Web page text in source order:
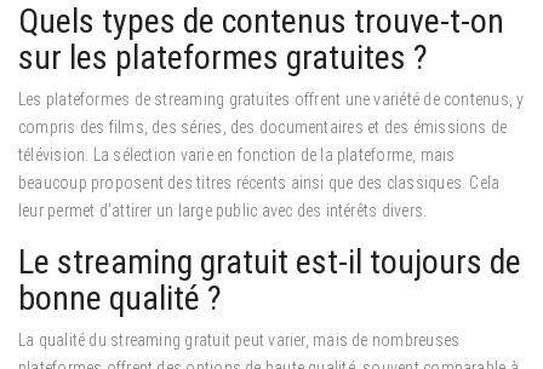
Quels types de contenus trouve-t-on
sur les plateformes gratuites ?
Les plateformes de streaming gratuites offrent une variété de contenus, y
compris des films, des séries, des documentaires et des émissions de
télévision. La sélection varie en fonction de la plateforme, mais
beaucoup proposent des titres récents ainsi que des classiques. Cela
leur permet d’attirer un large public avec des intérêts divers.
Le streaming gratuit est-il toujours de
bonne qualité ?
La qualité du streaming gratuit peut varier, mais de nombreuses